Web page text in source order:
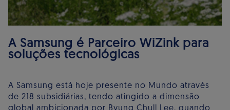
A Samsung é Parceiro WiZink para
soluções tecnológicas
A Samsung está hoje presente no Mundo através
de 218 subsidiárias, tendo atingido a dimensão